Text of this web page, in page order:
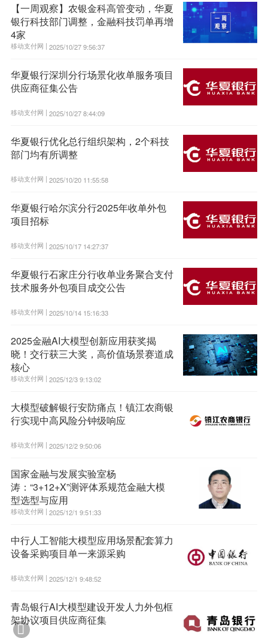
【一周观察】农银金科高管变动，华夏
银行科技部门调整，金融科技罚单再增
4家
移动支付网 | 2025/10/27 9:56:37
华夏银行深圳分行场景化收单服务项目
供应商征集公告
移动支付网 | 2025/10/27 8:44:09
华夏银行优化总行组织架构，2个科技
部门均有所调整
移动支付网 | 2025/10/20 11:55:58
华夏银行哈尔滨分行2025年收单外包
项目招标
移动支付网 | 2025/10/17 14:27:37
华夏银行石家庄分行收单业务聚合支付
技术服务外包项目成交公告
移动支付网 | 2025/10/14 15:16:33
2025金融AI大模型创新应用获奖揭
晓！交行获三大奖，高价值场景赛道成
核心
移动支付网 | 2025/12/3 9:13:02
大模型破解银行安防痛点！镇江农商银
行实现中高风险分钟级响应
移动支付网 | 2025/12/2 9:50:06
国家金融与发展实验室杨
涛：“3+12+X”测评体系规范金融大模
型选型与应用
移动支付网 | 2025/12/1 9:51:33
中行人工智能大模型应用场景配套算力
设备采购项目单一来源采购
移动支付网 | 2025/12/1 9:48:52
青岛银行AI大模型建设开发人力外包框
架协议项目供应商征集
